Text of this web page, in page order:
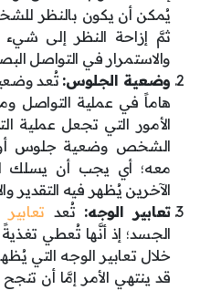
ثمَّ إزاحة النظر إلى
والاستمرار في التواصل
وضعية الجلوس: تُعد
هاماً في عملية التواصل
الأمور التي تجعل عملية
الشخص وضعية جلوس
معه؛ أي يجب أن يسلك
الآخرين يُظهر فيه التقدير
تعابير الوجه: تُعد
الجسد؛ إذ أنَّها تُعطي
خلال تعابير الوجه التي
قد ينتهي الأمر إمَّا أن